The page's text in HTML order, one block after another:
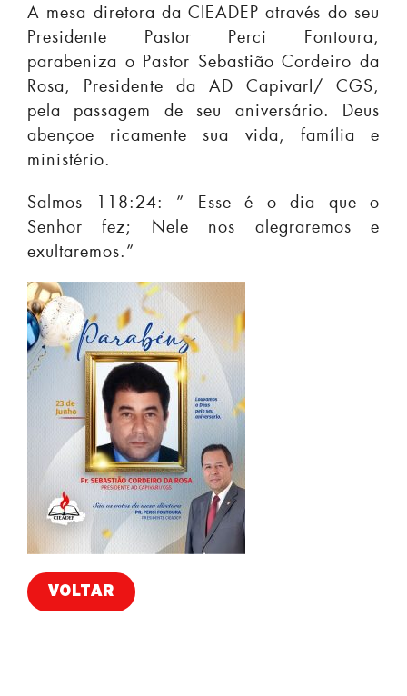
A mesa diretora da CIEADEP através do seu
Presidente Pastor Perci Fontoura,
parabeniza o Pastor Sebastião Cordeiro da
Rosa, Presidente da AD CapivarI/ CGS,
pela passagem de seu aniversário. Deus
abençoe ricamente sua vida, família e
ministério.
Salmos 118:24: ” Esse é o dia que o
Senhor fez; Nele nos alegraremos e
exultaremos.”
VOLTAR